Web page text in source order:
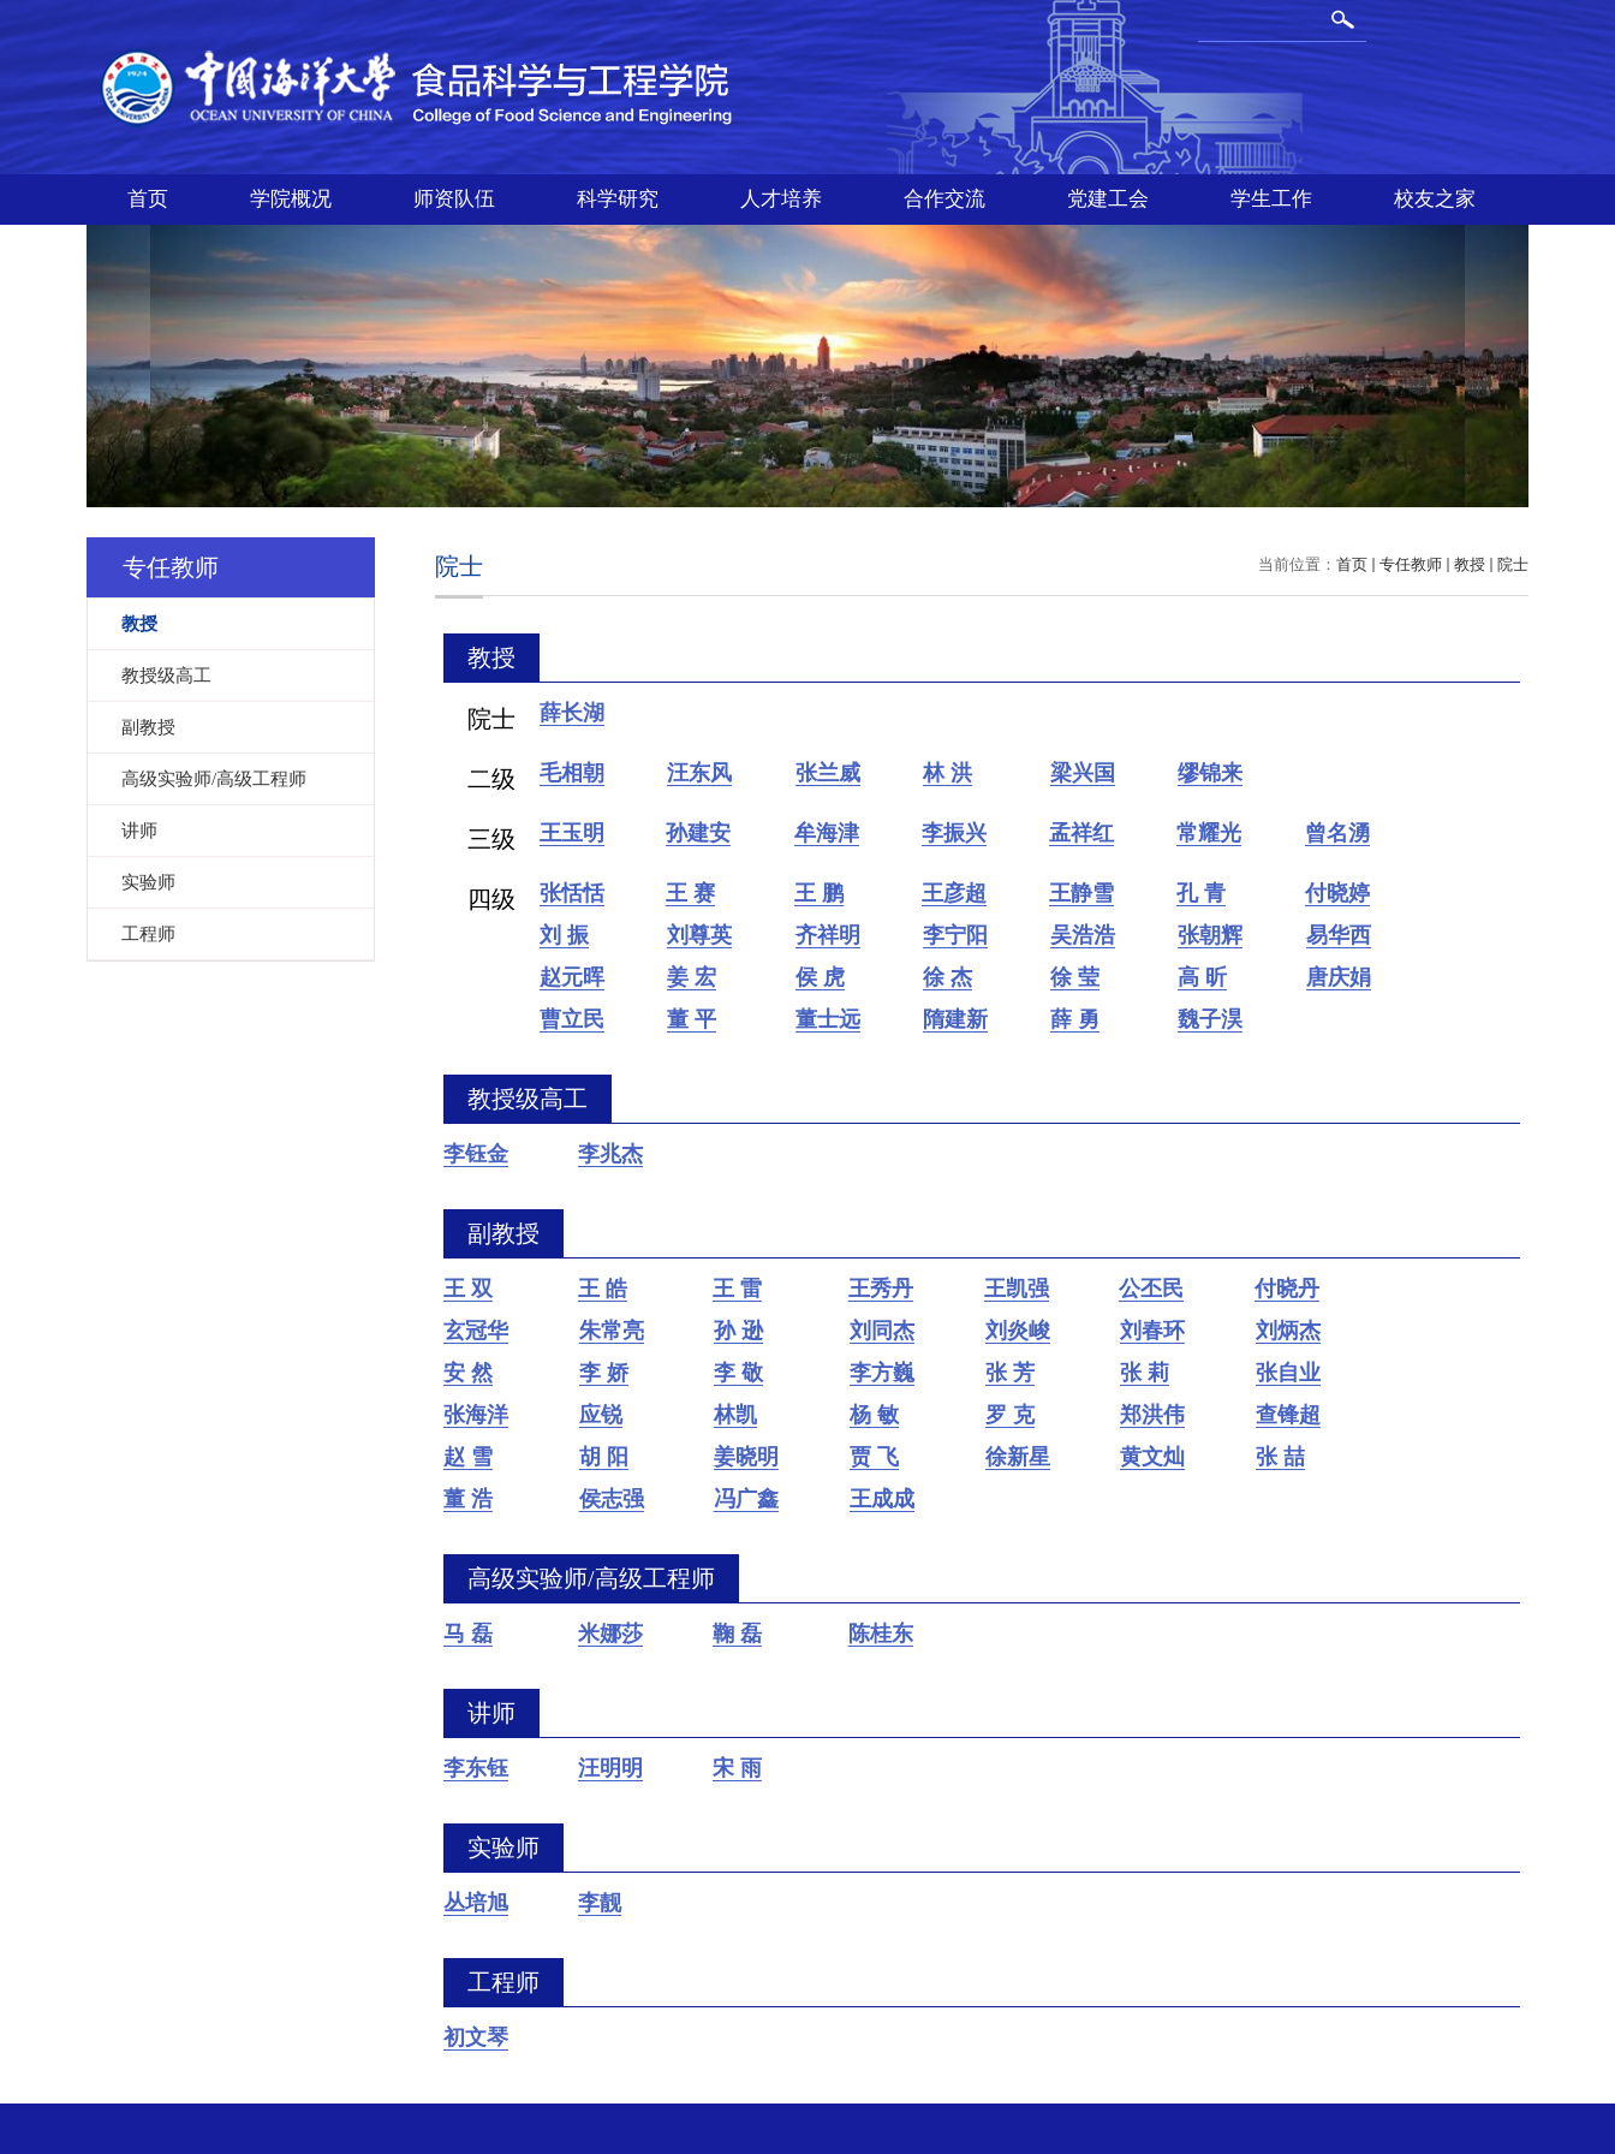
首页 学院概况 师资队伍 科学研究 人才培养 合作交流 党建工会 学生工作 校友之家
专任教师
教授
教授级高工
副教授
高级实验师/高级工程师
讲师
实验师
工程师
当前位置： 首页 专任教师 教授 院士
院士
教授
院士 薛长湖
二级 毛相朝 汪东风 张兰威 林 洪 梁兴国 缪锦来
三级 王玉明 孙建安 牟海津 李振兴 孟祥红 常耀光 曾名湧
四级 张恬恬 王 赛 王 鹏 王彦超 王静雪 孔 青
付晓婷
刘 振
刘尊英 齐祥明 李宁阳 吴浩浩 张朝辉
易华西
赵元晖
姜 宏 侯 虎 徐 杰 徐 莹 高 昕
唐庆娟
曹立民
董 平 董士远 隋建新 薛 勇 魏子淏
教授级高工
李钰金 李兆杰
副教授
王 双 王 皓 王 雷 王秀丹 王凯强 公丕民
付晓丹
玄冠华
朱常亮 孙 逊 刘同杰 刘炎峻 刘春环
刘炳杰
安 然
李 娇 李 敬 李方巍 张 芳 张 莉
张自业
张海洋
应锐 林凯 杨 敏 罗 克 郑洪伟
查锋超
赵 雪
胡 阳 姜晓明 贾 飞 徐新星 黄文灿
张 喆
董 浩
侯志强 冯广鑫 王成成
高级实验师/高级工程师
马 磊 米娜莎 鞠 磊 陈桂东
讲师
李东钰 汪明明 宋 雨
实验师
丛培旭 李靓
工程师
初文琴